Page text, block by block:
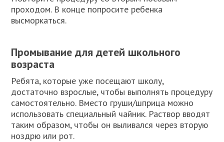
проходом. В конце попросите ребенка
высморкаться.
Промывание для детей школьного
возраста
Ребята, которые уже посещают школу,
достаточно взрослые, чтобы выполнять процедуру
самостоятельно. Вместо груши/шприца можно
использовать специальный чайник. Раствор вводят
таким образом, чтобы он выливался через вторую
ноздрю или рот.